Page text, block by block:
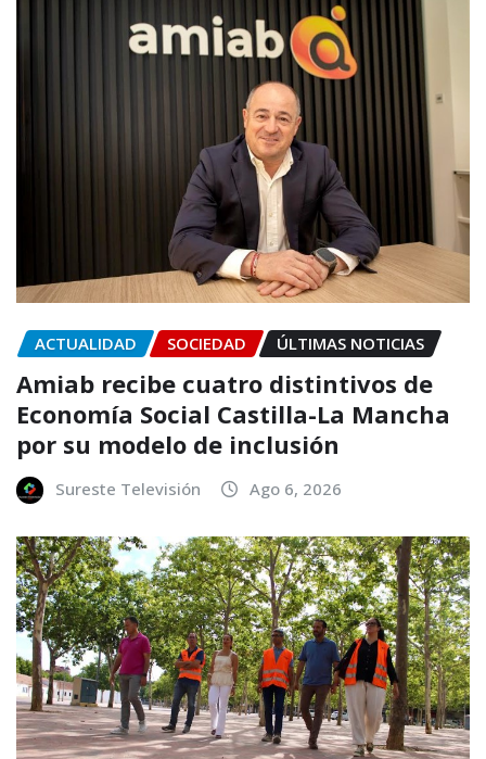
ACTUALIDAD SOCIEDAD ÚLTIMAS NOTICIAS
Amiab recibe cuatro distintivos de
Economía Social Castilla-La Mancha
por su modelo de inclusión
Sureste Televisión Ago 6, 2026